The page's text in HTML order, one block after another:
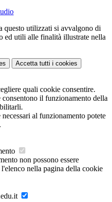
questo utilizzati si avvalgono di
ed utili alle finalità illustrate nella
Accetta tutti i cookies
quali cookie consentire.
il funzionamento della
al funzionamento potete
.
non possono essere
nella pagina della cookie